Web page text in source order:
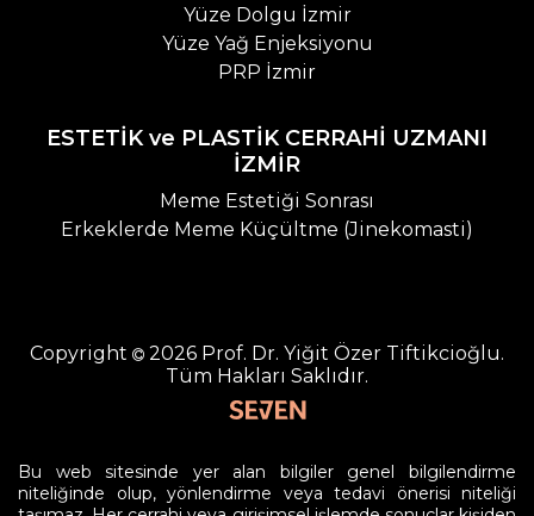
Yüze Dolgu İzmir
Yüze Yağ Enjeksiyonu
PRP İzmir
ESTETİK ve PLASTİK CERRAHİ UZMANI
İZMİR
Meme Estetiği Sonrası
Erkeklerde Meme Küçültme (Jinekomasti)
Copyright 2026 Prof. Dr. Yiğit Özer Tiftikcioğlu.
Tüm Hakları Saklıdır.
Bu web sitesinde yer alan bilgiler genel bilgilendirme
niteliğinde olup, yönlendirme veya tedavi önerisi niteliği